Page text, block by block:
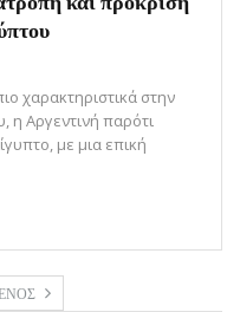
χαρακτηριστικά στην
η Αργεντινή παρότι
με μια επική